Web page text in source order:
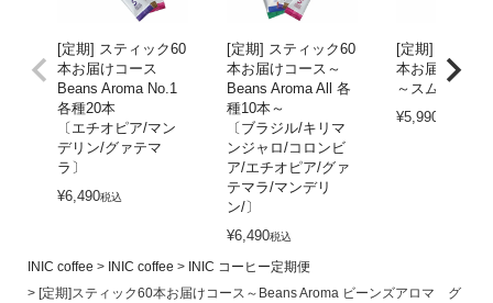
[定期] スティック60
本お届けコース
Beans Aroma No.1
各種20本
〔エチオピア/マン
デリン/グァテマ
ラ〕
¥6,490税込
[定期] スティック60
本お届けコース～
Beans Aroma All 各
種10本～
〔ブラジル/キリマ
ンジャロ/コロンビ
ア/エチオピア/グァ
テマラ/マンデリ
ン/〕
¥6,490税込
[定期] スティ
本お届けコー
～スムースア
¥5,990
INIC coffee INIC coffee
INIC コーヒー定期便
[定期]スティック60本お届けコース～Beans Aroma ビーンズアロマ グ